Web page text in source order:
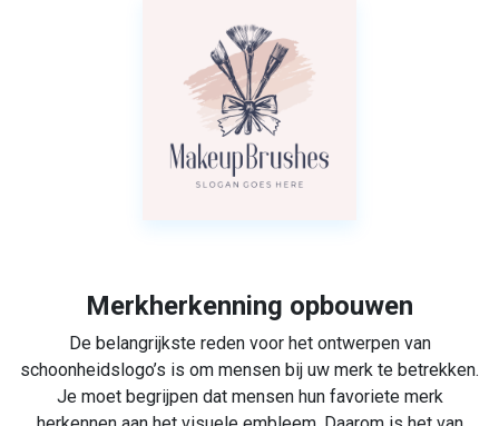
Merkherkenning opbouwen
De belangrijkste reden voor het ontwerpen van
schoonheidslogo’s is om mensen bij uw merk te betrekken.
Je moet begrijpen dat mensen hun favoriete merk